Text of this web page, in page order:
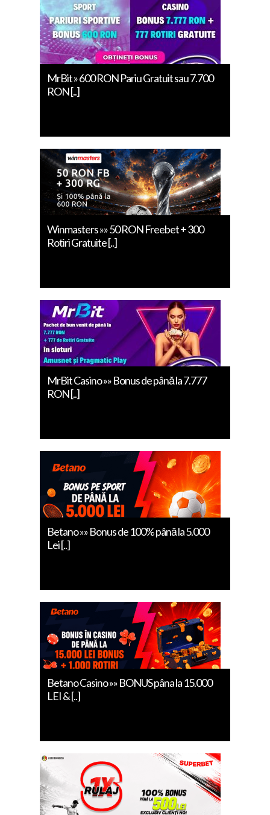
MrBit » 600 RON Pariu Gratuit sau 7.700
RON [..]
Winmasters »» 50 RON Freebet + 300
Rotiri Gratuite [..]
MrBit Casino »» Bonus de până la 7.777
RON [..]
Betano »» Bonus de 100% până la 5.000
Lei [..]
Betano Casino »» BONUS pâna la 15.000
LEI & [..]